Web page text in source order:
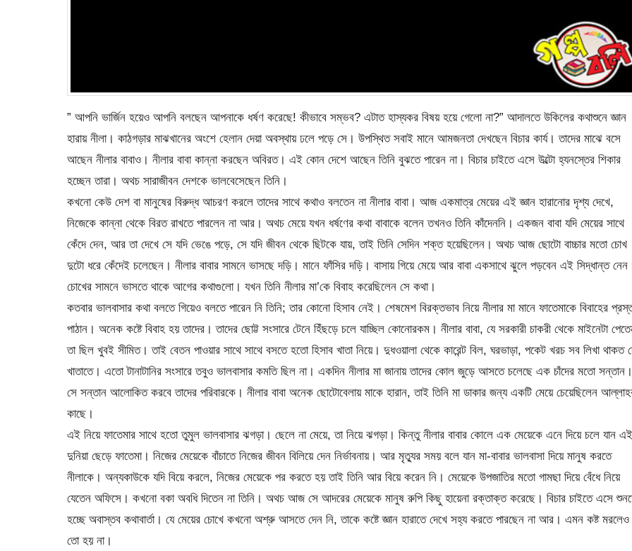
” আপনি ভার্জিন হয়েও আপনি বলছেন আপনাকে ধর্ষণ করেছে! কীভাবে সম্ভব? এটাত হাস্যকর বিষয় হয়ে গেলো না?” আদালতে উকিলের কথাশুনে জ্ঞান
হারায় নীলা। কাঠগড়ার মাঝখানের অংশে হেলান দেয়া অবস্থায় ঢলে পড়ে সে। উপস্থিত সবাই মানে আমজনতা দেখছেন বিচার কার্য। তাদের মাঝে বসে
আছেন নীলার বাবাও। নীলার বাবা কান্না করছেন অবিরত। এই কোন দেশে আছেন তিনি বুঝতে পারেন না। বিচার চাইতে এসে উল্টো হ্যনস্তের শিকার
হচ্ছেন তারা। অথচ সারাজীবন দেশকে ভালবেসেছেন তিনি।
কখনো কেউ দেশ বা মানুষের বিরুদ্ধ আচরণ করলে তাদের সাথে কথাও বলতেন না নীলার বাবা। আজ একমাত্র মেয়ের এই জ্ঞান হারানোর দৃশ্য দেখে,
নিজেকে কান্না থেকে বিরত রাখতে পারলেন না আর। অথচ মেয়ে যখন ধর্ষণের কথা বাবাকে বলেন তখনও তিনি কাঁদেননি। একজন বাবা যদি মেয়ের সাথে
কেঁদে দেন, আর তা দেখে সে যদি ভেঙে পড়ে, সে যদি জীবন থেকে ছিটকে যায়, তাই তিনি সেদিন শক্ত হয়েছিলেন। অথচ আজ ছোটো বাচ্চার মতো চোখ
দুটো ধরে কেঁদেই চলেছেন। নীলার বাবার সামনে ভাসছে দড়ি। মানে ফাঁসির দড়ি। বাসায় গিয়ে মেয়ে আর বাবা একসাথে ঝুলে পড়বেন এই সিদ্ধান্ত
চোখের সামনে ভাসতে থাকে আগের কথাগুলো। যখন তিনি নীলার মা’কে বিবাহ করেছিলেন সে কথা।
কতবার ভালবাসার কথা বলতে গিয়েও বলতে পারেন নি তিনি; তার কোনো হিসাব নেই। শেষমেশ বিরক্তভাব নিয়ে নীলার মা মানে ফাতেমাকে বিবাহের
পাঠান। অনেক কষ্টে বিবাহ হয় তাদের। তাদের ছোট্ট সংসারে টেনে হিঁছড়ে চলে যাচ্ছিল কোনোরকম। নীলার বাবা, যে সরকারী চাকরী থেকে মাইনেটা
তা ছিল খুবই সীমিত। তাই বেতন পাওয়ার সাথে সাথে বসতে হতো হিসাব খাতা নিয়ে। দুধওয়ালা থেকে কারেন্ট বিল, ঘরভাড়া, পকেট খরচ সব লিখা থাকত
খাতাতে। এতো টানাটানির সংসারে তবুও ভালবাসার কমতি ছিল না। একদিন নীলার মা জানায় তাদের কোল জুড়ে আসতে চলেছে এক চাঁদের মতো সন্তান।
সে সন্তান আলোকিত করবে তাদের পরিবারকে। নীলার বাবা অনেক ছোটোবেলায় মাকে হারান, তাই তিনি মা ডাকার জন্য একটি মেয়ে চেয়েছিলেন
কাছে।
এই নিয়ে ফাতেমার সাথে হতো তুমুল ভালবাসার ঝগড়া। ছেলে না মেয়ে, তা নিয়ে ঝগড়া। কিন্তু নীলার বাবার কোলে এক মেয়েকে এনে দিয়ে চলে যান এই
দুনিয়া ছেড়ে ফাতেমা। নিজের মেয়েকে বাঁচাতে নিজের জীবন বিলিয়ে দেন নির্ভাবনায়। আর মৃত্যুর সময় বলে যান মা-বাবার ভালবাসা দিয়ে মানুষ করতে
নীলাকে। অন্যকাউকে যদি বিয়ে করলে, নিজের মেয়েকে পর করতে হয় তাই তিনি আর বিয়ে করেন নি। মেয়েকে উপজাতির মতো গামছা দিয়ে বেঁধে নিয়ে
যেতেন অফিসে। কখনো বকা অবধি দিতেন না তিনি। অথচ আজ সে আদরের মেয়েকে মানুষ রুপি কিছু হায়েনা রক্তাক্ত করেছে। বিচার চাইতে এসে
হচ্ছে অবাস্তব কথাবার্তা। যে মেয়ের চোখে কখনো অশ্রু আসতে দেন নি, তাকে কষ্টে জ্ঞান হারাতে দেখে সহ্য করতে পারছেন না আর। এমন কষ্ট মরলেও
তো হয় না।